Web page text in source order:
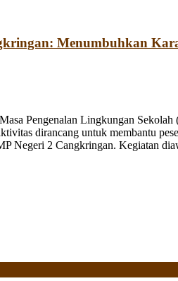
Menumbuhkan
Pengenalan Lingkungan
dirancang untuk membantu
Negeri 2 Cangkringan. Kegiatan